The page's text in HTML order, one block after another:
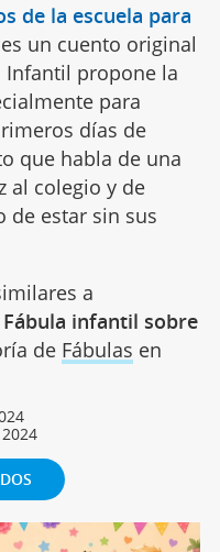
de la escuela para
un cuento original
Infantil propone la
para
días de
que habla de una
al colegio y de
de estar sin sus
a
Fábula infantil sobre
de Fábulas en